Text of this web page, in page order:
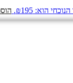
הוא: ₪195.